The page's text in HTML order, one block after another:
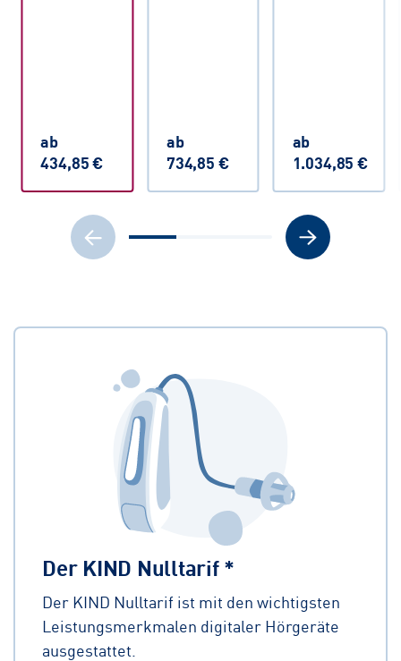
ab
434,85 €
ab
734,85 €
ab
1.034,85 €
Der KIND Nulltarif *
Der KIND Nulltarif ist mit den wichtigsten
Leistungsmerkmalen digitaler Hörgeräte
ausgestattet.